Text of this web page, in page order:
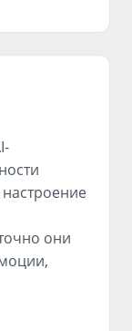
они